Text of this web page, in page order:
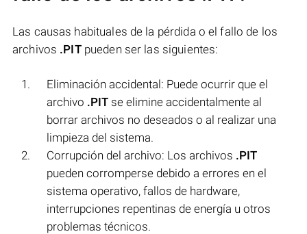
Las causas habituales de la pérdida o el fallo de los
archivos .PITpueden ser las siguientes:
Eliminación accidental: Puede ocurrir que el
archivo .PIT se elimine accidentalmente al
borrar archivos no deseados o al realizar una
limpieza del sistema.
Corrupción del archivo: Los archivos .PIT
pueden corromperse debido a errores en el
sistema operativo, fallos de hardware,
interrupciones repentinas de energía u otros
problemas técnicos.